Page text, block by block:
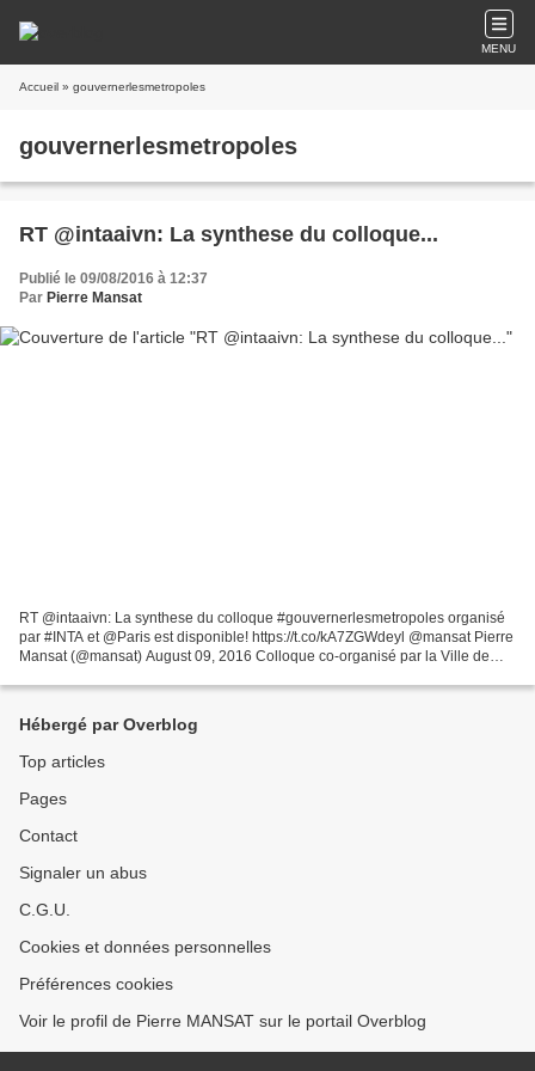
MENU
Accueil » gouvernerlesmetropoles
gouvernerlesmetropoles
RT @intaaivn: La synthese du colloque...
Publié le 09/08/2016 à 12:37
Par Pierre Mansat
RT @intaaivn: La synthese du colloque #gouvernerlesmetropoles organisé
par #INTA et @Paris est disponible! https://t.co/kA7ZGWdeyl @mansat Pierre
Mansat (@mansat) August 09, 2016 Colloque co-organisé par la Ville de
Hébergé par Overblog
Top articles
Pages
Contact
Signaler un abus
C.G.U.
Cookies et données personnelles
Préférences cookies
Voir le profil de Pierre MANSAT sur le portail Overblog